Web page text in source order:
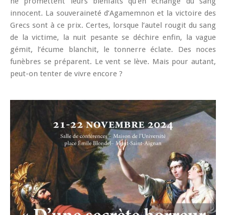
innocent. La souveraineté d’Agamemnon et la victoire des
Grecs sont à ce prix. Certes, lorsque l’autel rougit du sang
de la victime, la nuit pesante se déchire enfin, la vague
gémit, l’écume blanchit, le tonnerre éclate. Des noces
funèbres se préparent. Le vent se lève. Mais pour autant,
peut-on tenter de vivre encore ?